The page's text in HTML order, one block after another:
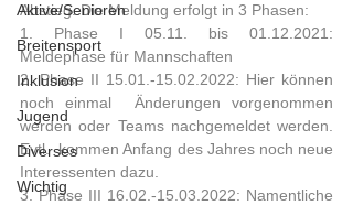
Aktive/Senioren
Breitensport
Inklusion
Jugend
Diverses
Wichtig
Abstieg. Die Meldung erfolgt in 3 Phasen:
1. Phase I 05.11. bis 01.12.2021:
Meldephase für Mannschaften
2. Phase II 15.01.-15.02.2022: Hier können
noch einmal  Änderungen vorgenommen
werden oder Teams nachgemeldet werden.
Evtl.  kommen Anfang des Jahres noch neue
Interessenten dazu.
3. Phase III 16.02.-15.03.2022: Namentliche